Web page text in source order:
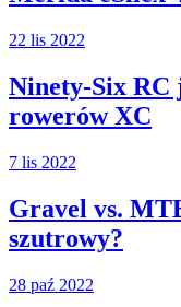
22 lis 2022
Ninety-Six RC
rowerów XC
7 lis 2022
Gravel vs.
szutrowy?
28 paź 2022